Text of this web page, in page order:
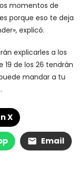
momentos de
porque eso te deja
explicó.
explicarles a los
19 de los 26 tendrán
mandar a tu
X
Email